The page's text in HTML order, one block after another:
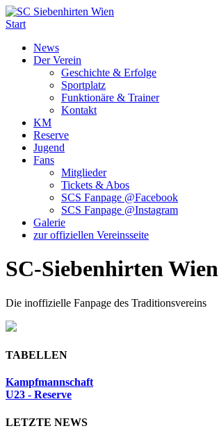
Start
News
Der Verein
Geschichte & Erfolge
Sportplatz
Funktionäre & Trainer
Kontakt
KM
Reserve
Jugend
Fans
Mitglieder
Tickets & Abos
SCS Fanpage @Facebook
SCS Fanpage @Instagram
Galerie
zur offiziellen Vereinsseite
SC-Siebenhirten Wien
Die inoffizielle Fanpage des Traditionsvereins
TABELLEN
Kampfmannschaft
U23 - Reserve
LETZTE NEWS